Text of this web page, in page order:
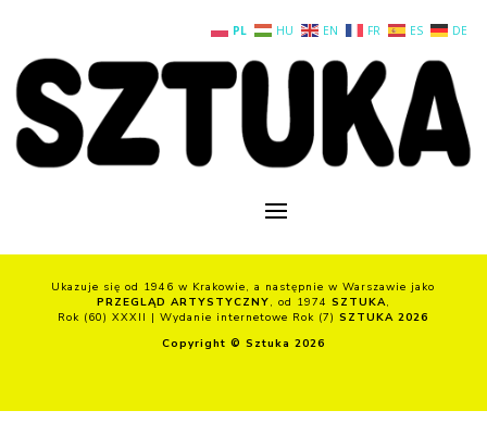
Ukazuje się od 1946 w Krakowie, a następnie w Warszawie jako
PRZEGLĄD ARTYSTYCZNY, od 1974 SZTUKA,
Rok (60) XXXII | Wydanie internetowe Rok (7)SZTUKA 2026
Copyright © Sztuka 2026
PL HU EN FR ES DE